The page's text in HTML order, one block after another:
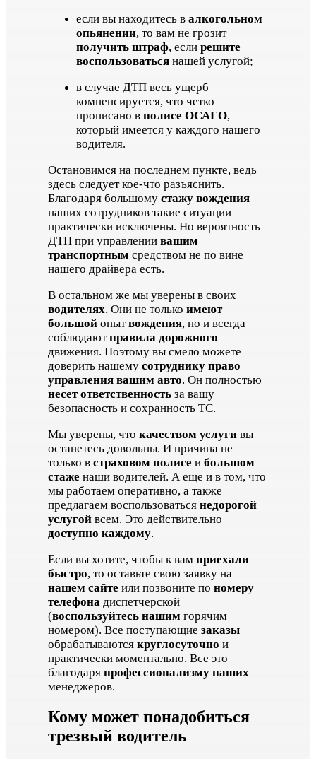
если вы находитесь в алкогольном
опьянении, то вам не грозит
получить штраф, если решите
воспользоватьсянашей услугой;
в случае ДТП весь ущерб
компенсируется, что четко
прописано в полисе ОСАГО,
который имеется у каждого нашего
водителя.
Остановимся на последнем пункте, ведь
здесь следует кое-что разъяснить.
Благодаря большому стажу вождения
наших сотрудников такие ситуации
практически исключены. Но вероятность
ДТП при управлении вашим
транспортным средством не по вине
нашего драйвера есть.
В остальном же мы уверены в своих
водителях. Они не только имеют
большойопытвождения, но и всегда
соблюдаютправила дорожного
движения. Поэтому вы смело можете
доверить нашему сотруднику право
управления вашим авто. Он полностью
несет ответственностьза вашу
безопасность и сохранность ТС.
Мы уверены, что качеством услугивы
останетесь довольны. И причина не
только в страховом полисе и большом
стаже наши водителей. А еще и в том, что
мы работаем оперативно, а также
предлагаем воспользоваться недорогой
услугойвсем. Это действительно
доступно каждому.
Если вы хотите, чтобы к вам приехали
быстро, то оставьте свою заявку на
нашем сайте или позвоните по номеру
телефона диспетчерской
(воспользуйтесь нашим горячим
номером). Все поступающие заказы
обрабатываются круглосуточно и
практически моментально. Все это
благодаря профессионализму наших
менеджеров.
Кому может понадобиться
трезвый водитель